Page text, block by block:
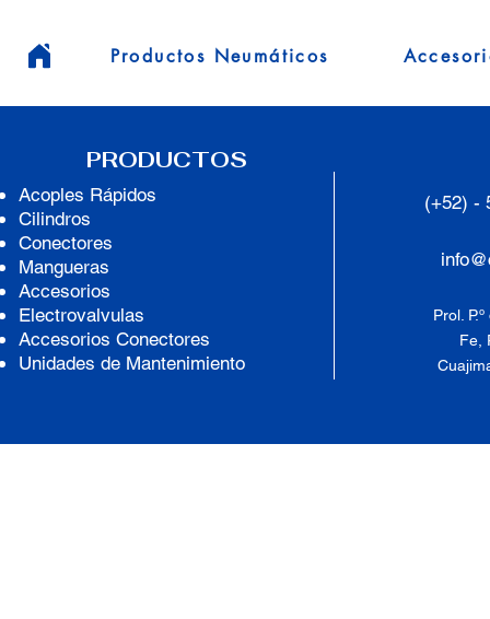
Productos Neumáticos
PRODUCTOS
Acoples Rápidos
Cilindros
Conectores
Mangueras
Accesorios
Electrovalvulas
Accesorios Conectores
Unidades de Mantenimiento
(+52) -
Prol.
Fe,